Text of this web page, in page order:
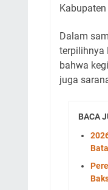
Dalam
terpilihnya
bahwa
juga
BACA